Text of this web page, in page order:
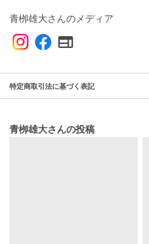
青栁雄大さんのメディア
特定商取引法に基づく表記
青栁雄大さんの投稿